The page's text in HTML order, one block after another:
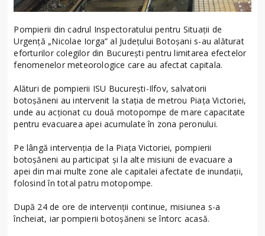
Pompierii din cadrul Inspectoratului pentru Situații de
Urgență „Nicolae Iorga” al Județului Botoșani s-au alăturat
eforturilor colegilor din București pentru limitarea efectelor
fenomenelor meteorologice care au afectat capitala.
Alături de pompierii ISU București-Ilfov, salvatorii
botoșăneni au intervenit la stația de metrou Piața Victoriei,
unde au acționat cu două motopompe de mare capacitate
pentru evacuarea apei acumulate în zona peronului.
Pe lângă intervenția de la Piața Victoriei, pompierii
botoșăneni au participat și la alte misiuni de evacuare a
apei din mai multe zone ale capitalei afectate de inundații,
folosind în total patru motopompe.
După 24 de ore de intervenții continue, misiunea s-a
încheiat, iar pompierii botoșăneni se întorc acasă.